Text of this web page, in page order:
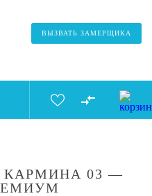
ВЫЗВАТЬ ЗАМЕРЩИКА
КАРМИНА 03 —